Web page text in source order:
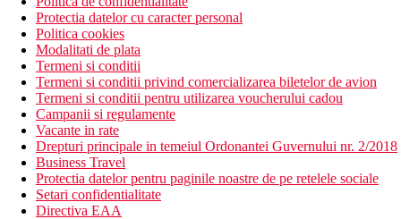
Protectia datelor cu caracter personal
Politica cookies
Modalitati de plata
Termeni si conditii
Termeni si conditii privind comercializarea biletelor de avion
Termeni si conditii pentru utilizarea voucherului cadou
Campanii si regulamente
Vacante in rate
Drepturi principale in temeiul Ordonantei Guvernului nr. 2/2018
Business Travel
Protectia datelor pentru paginile noastre de pe retelele sociale
Setari confidentialitate
Directiva EAA